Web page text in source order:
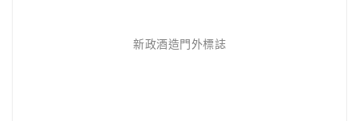
新政酒造門外標誌